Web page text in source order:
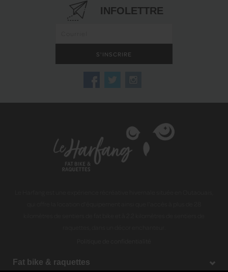
INFOLETTRE
Fat bike & raquettes